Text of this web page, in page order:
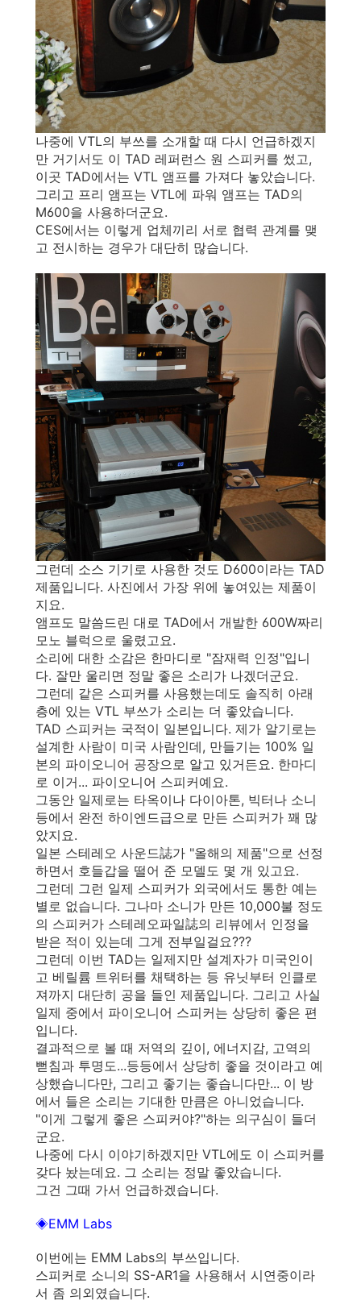
나중에 VTL의 부쓰를 소개할 때 다시 언급하겠지
만 거기서도 이 TAD 레퍼런스 원 스피커를 썼고,
이곳 TAD에서는 VTL 앰프를 가져다 놓았습니다.
그리고 프리 앰프는 VTL에 파워 앰프는 TAD의
M600을 사용하더군요.
CES에서는 이렇게 업체끼리 서로 협력 관계를 맺
고 전시하는 경우가 대단히 많습니다.
그런데 소스 기기로 사용한 것도 D600이라는 TAD
제품입니다. 사진에서 가장 위에 놓여있는 제품이
지요.
앰프도 말씀드린 대로 TAD에서 개발한 600W짜리
모노 블럭으로 울렸고요.
소리에 대한 소감은 한마디로 "잠재력 인정"입니
다. 잘만 울리면 정말 좋은 소리가 나겠더군요.
그런데 같은 스피커를 사용했는데도 솔직히 아래
층에 있는 VTL 부쓰가 소리는 더 좋았습니다.
TAD 스피커는 국적이 일본입니다. 제가 알기로는
설계한 사람이 미국 사람인데, 만들기는 100% 일
본의 파이오니어 공장으로 알고 있거든요. 한마디
로 이거... 파이오니어 스피커예요.
그동안 일제로는 타옥이나 다이아톤, 빅터나 소니
등에서 완전 하이엔드급으로 만든 스피커가 꽤 많
았지요.
일본 스테레오 사운드誌가 "올해의 제품"으로 선정
하면서 호들갑을 떨어 준 모델도 몇 개 있고요.
그런데 그런 일제 스피커가 외국에서도 통한 예는
별로 없습니다. 그나마 소니가 만든 10,000불 정도
의 스피커가 스테레오파일誌의 리뷰에서 인정을
받은 적이 있는데 그게 전부일걸요???
그런데 이번 TAD는 일제지만 설계자가 미국인이
고 베릴륨 트위터를 채택하는 등 유닛부터 인클로
져까지 대단히 공을 들인 제품입니다. 그리고 사실
일제 중에서 파이오니어 스피커는 상당히 좋은 편
입니다.
결과적으로 볼 때 저역의 깊이, 에너지감, 고역의
뻗침과 투명도...등등에서 상당히 좋을 것이라고 예
상했습니다만, 그리고 좋기는 좋습니다만... 이 방
에서 들은 소리는 기대한 만큼은 아니었습니다.
"이게 그렇게 좋은 스피커야?"하는 의구심이 들더
군요.
나중에 다시 이야기하겠지만 VTL에도 이 스피커를
갖다 놨는데요. 그 소리는 정말 좋았습니다.
그건 그때 가서 언급하겠습니다.
◈EMM Labs
이번에는 EMM Labs의 부쓰입니다.
스피커로 소니의 SS-AR1을 사용해서 시연중이라
서 좀 의외였습니다.